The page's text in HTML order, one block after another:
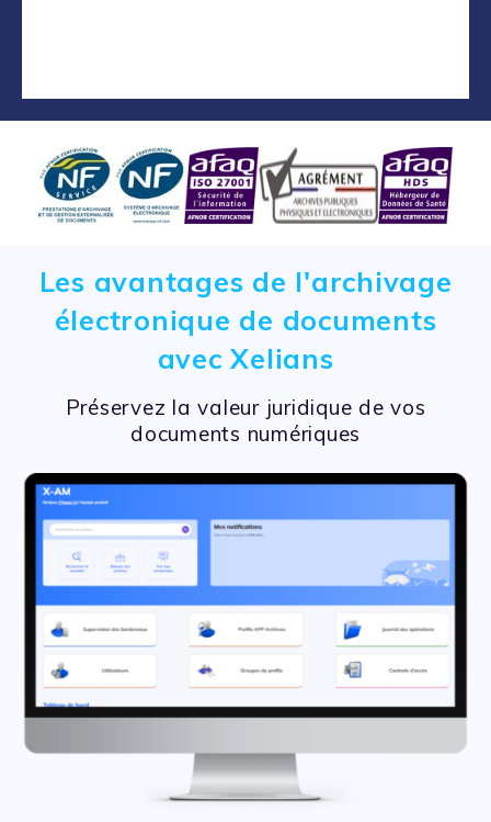
Les avantages de l'archivage
électronique de documents
avec Xelians
Préservez la valeur juridique de vos
documents numériques